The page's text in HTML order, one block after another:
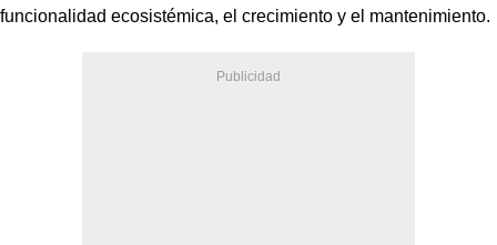
funcionalidad ecosistémica, el crecimiento y el mantenimiento.